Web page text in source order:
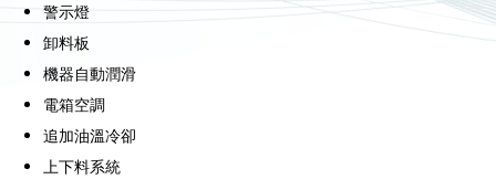
警示燈
卸料板
機器自動潤滑
電箱空調
追加油溫冷卻
上下料系統